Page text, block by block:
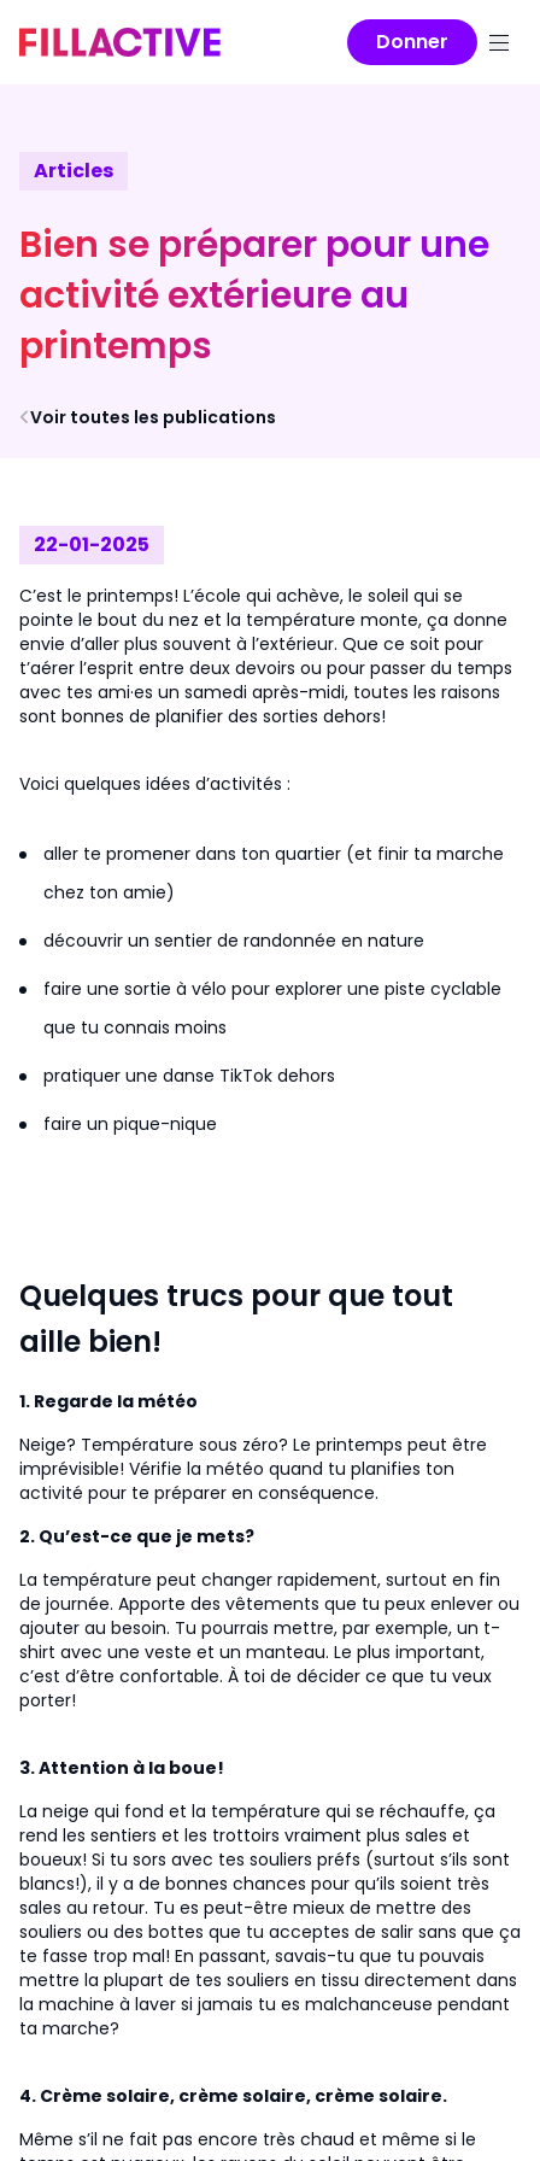
Donner
Articles
Bien se préparer pour une
activité extérieure au
printemps
Voir toutes les publications
22-01-2025
C’est le printemps! L’école qui achève, le soleil qui se
pointe le bout du nez et la température monte, ça donne
envie d’aller plus souvent à l’extérieur. Que ce soit pour
t’aérer l’esprit entre deux devoirs ou pour passer du temps
avec tes ami·es un samedi après-midi, toutes les raisons
sont bonnes de planifier des sorties dehors!
Voici quelques idées d’activités :
aller te promener dans ton quartier (et finir ta marche
chez ton amie)
découvrir un sentier de randonnée en nature
faire une sortie à vélo pour explorer une piste cyclable
que tu connais moins
pratiquer une danse TikTok dehors
faire un pique-nique
Quelques trucs pour que tout
aille bien!
1. Regarde la météo
Neige? Température sous zéro? Le printemps peut être
imprévisible! Vérifie la météo quand tu planifies ton
activité pour te préparer en conséquence.
2. Qu’est-ce que je mets?
La température peut changer rapidement, surtout en fin
de journée. Apporte des vêtements que tu peux enlever ou
ajouter au besoin. Tu pourrais mettre, par exemple, un t-
shirt avec une veste et un manteau. Le plus important,
c’est d’être confortable. À toi de décider ce que tu veux
porter!
3. Attention à la boue!
La neige qui fond et la température qui se réchauffe, ça
rend les sentiers et les trottoirs vraiment plus sales et
boueux! Si tu sors avec tes souliers préfs (surtout s’ils sont
blancs!), il y a de bonnes chances pour qu’ils soient très
sales au retour. Tu es peut-être mieux de mettre des
souliers ou des bottes que tu acceptes de salir sans que ça
te fasse trop mal! En passant, savais-tu que tu pouvais
mettre la plupart de tes souliers en tissu directement dans
la machine à laver si jamais tu es malchanceuse pendant
ta marche?
4. Crème solaire, crème solaire, crème solaire.
Même s’il ne fait pas encore très chaud et même si le